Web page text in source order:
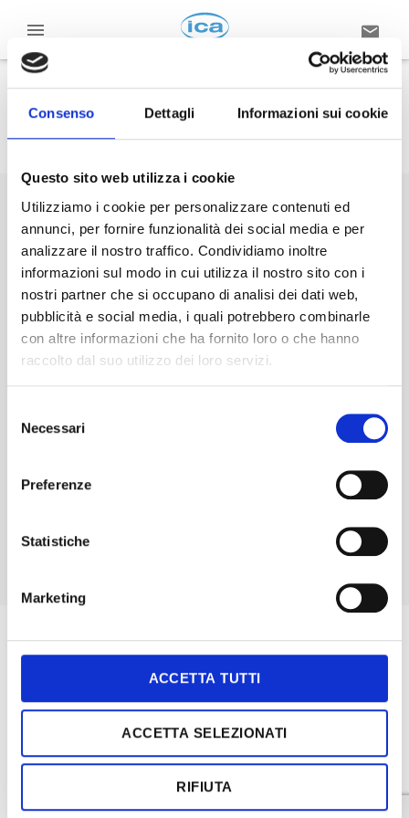
Consenso Dettagli Informazioni sui cookie
Questo sito web utilizza i cookie
Utilizziamo i cookie per personalizzare contenuti ed
annunci, per fornire funzionalità dei social media e per
analizzare il nostro traffico. Condividiamo inoltre
informazioni sul modo in cui utilizza il nostro sito con i
nostri partner che si occupano di analisi dei dati web,
pubblicità e social media, i quali potrebbero combinarle
con altre informazioni che ha fornito loro o che hanno
raccolto dal suo utilizzo dei loro servizi.
delNecessari
Preferenze
Statistiche
Marketing
ACCETTA TUTTI
ACCETTA SELEZIONATI
RIFIUTA
YEAR:2021
15 October 2021
We are pleased to announce the renewal
CONTACTS
COOKIE POLICY
ICA spa p.iva 03452680378. ©
all rights reserved -Note legali